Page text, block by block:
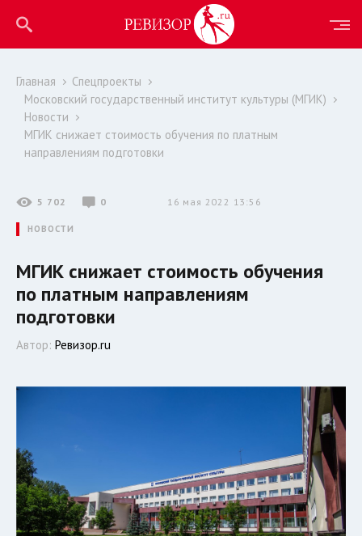
Главная
Спецпроекты
Московский государственный институт культуры (МГИК)
Новости
МГИК снижает стоимость обучения по платным
направлениям подготовки
5 702 0 16 мая 2022 13:56
НОВОСТИ
МГИК снижает стоимость обучения
по платным направлениям
подготовки
Автор: Ревизор.ru